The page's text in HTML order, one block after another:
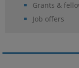
Grants &
Job offers